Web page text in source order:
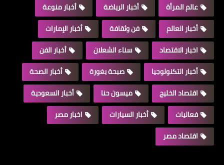
عالم المرأة
أخبار الرياضة
أخبار منوعة
أخبار العالم
فن وثقافة
أخبار الإمارات
اخبار الاقتصاد
سناء الشعلان
أخبار الفن
أخبار التكنولوجيا
صبحة بغورة
أخبار الصحة
اقتصاد الخليج
ميسون حنا
أخبار السعودية
فعاليات
أخبار السيارات
اخبار مصر
اقتصاد مصر